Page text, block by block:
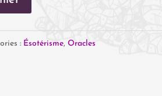
: Ésotérisme,Oracles